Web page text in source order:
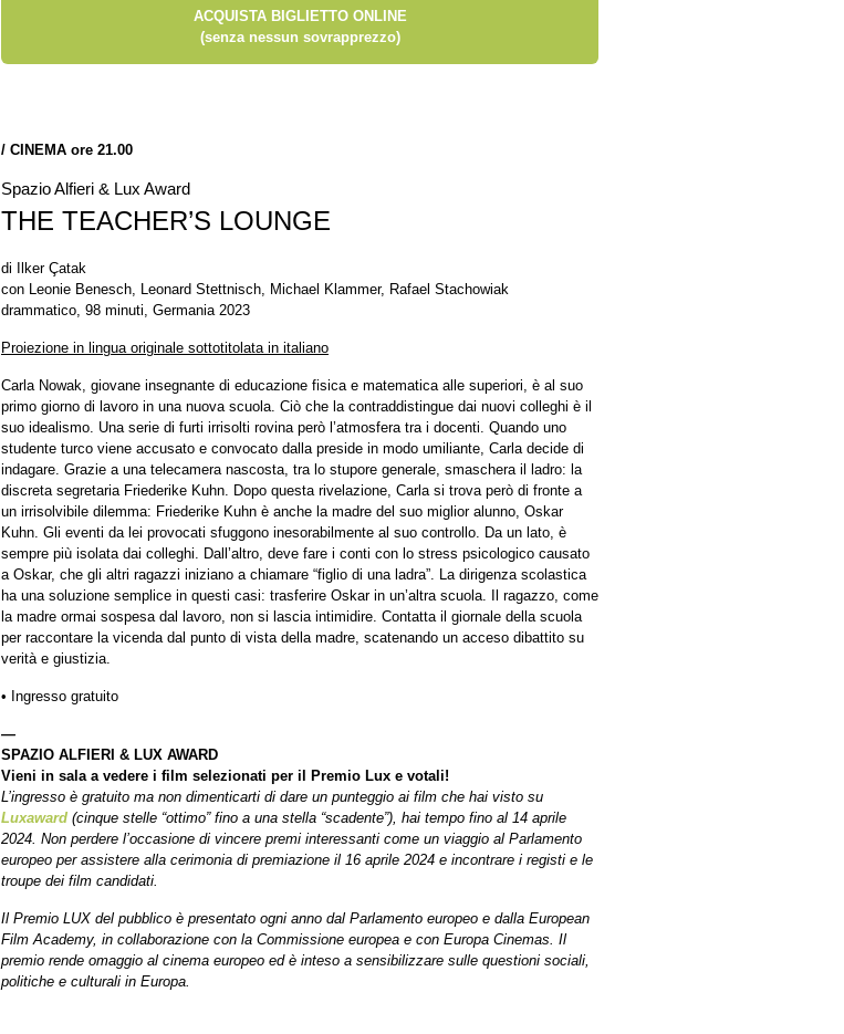
ACQUISTA BIGLIETTO ONLINE
(senza nessun sovrapprezzo)
/ CINEMA ore 21.00
Spazio Alfieri & Lux Award
THE TEACHER’S LOUNGE
di Ilker Çatak
con Leonie Benesch, Leonard Stettnisch, Michael Klammer, Rafael Stachowiak
drammatico, 98 minuti, Germania 2023
Proiezione in lingua originale sottotitolata in italiano
Carla Nowak, giovane insegnante di educazione fisica e matematica alle superiori, è al suo
primo giorno di lavoro in una nuova scuola. Ciò che la contraddistingue dai nuovi colleghi è il
suo idealismo. Una serie di furti irrisolti rovina però l’atmosfera tra i docenti. Quando uno
studente turco viene accusato e convocato dalla preside in modo umiliante, Carla decide di
indagare. Grazie a una telecamera nascosta, tra lo stupore generale, smaschera il ladro: la
discreta segretaria Friederike Kuhn. Dopo questa rivelazione, Carla si trova però di fronte a
un irrisolvibile dilemma: Friederike Kuhn è anche la madre del suo miglior alunno, Oskar
Kuhn. Gli eventi da lei provocati sfuggono inesorabilmente al suo controllo. Da un lato, è
sempre più isolata dai colleghi. Dall’altro, deve fare i conti con lo stress psicologico causato
a Oskar, che gli altri ragazzi iniziano a chiamare “figlio di una ladra”. La dirigenza scolastica
ha una soluzione semplice in questi casi: trasferire Oskar in un’altra scuola. Il ragazzo, come
la madre ormai sospesa dal lavoro, non si lascia intimidire. Contatta il giornale della scuola
per raccontare la vicenda dal punto di vista della madre, scatenando un acceso dibattito su
verità e giustizia.
• Ingresso gratuito
—
SPAZIO ALFIERI & LUX AWARD
Vieni in sala a vedere i film selezionati per il Premio Lux e votali!
L’ingresso è gratuito ma non dimenticarti di dare un punteggio ai film che hai visto su
Luxaward (cinque stelle “ottimo” fino a una stella “scadente”), hai tempo fino al 14 aprile
2024. Non perdere l’occasione di vincere premi interessanti come un viaggio al Parlamento
europeo per assistere alla cerimonia di premiazione il 16 aprile 2024 e incontrare i registi e le
troupe dei film candidati.
Il Premio LUX del pubblico è presentato ogni anno dal Parlamento europeo e dalla European
Film Academy, in collaborazione con la Commissione europea e con Europa Cinemas. Il
premio rende omaggio al cinema europeo ed è inteso a sensibilizzare sulle questioni sociali,
politiche e culturali in Europa.